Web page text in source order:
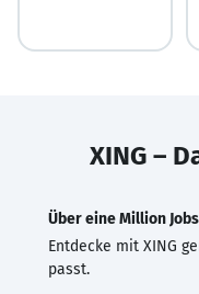
XING –
Über eine Million Jobs
Entdecke mit XING
passt.